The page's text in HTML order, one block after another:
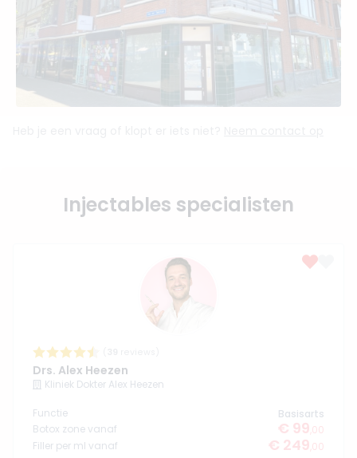
Injectables specialisten
Drs. Alex Heezen
Kliniek Dokter Alex Heezen
Functie
Basisarts
Botox zone vanaf
€ 99 ,00
Filler per ml vanaf
€ 249 ,00